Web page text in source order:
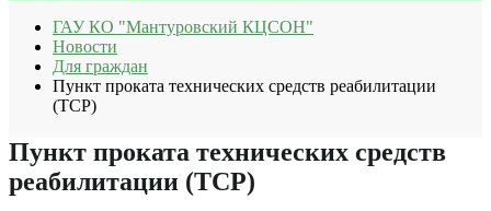
ГАУ КО "Мантуровский КЦСОН"
Новости
Для граждан
Пункт проката технических средств реабилитации
(ТСР)
Пункт проката технических средств
реабилитации (ТСР)